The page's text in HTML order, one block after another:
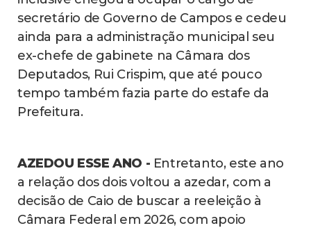
secretário de Governo de Campos e cedeu
ainda para a administração municipal seu
ex-chefe de gabinete na Câmara dos
Deputados, Rui Crispim, que até pouco
tempo também fazia parte do estafe da
Prefeitura.
AZEDOU ESSE ANO - Entretanto, este ano
a relação dos dois voltou a azedar, com a
decisão de Caio de buscar a reeleição à
Câmara Federal em 2026, com apoio